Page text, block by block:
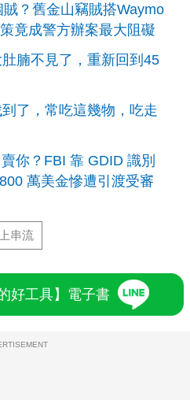
？舊金山竊賊搭Waymo
竟成警方辦案最大阻礙
腩不見了，重新回到45
了，常吃這幾物，吃走
你？FBI 靠 GDID 識別
萬美金慘遭引渡受審
串流
好工具】電子書